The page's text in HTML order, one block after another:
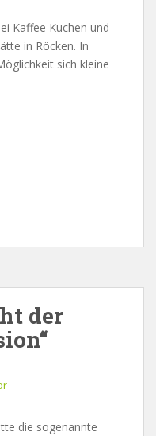
Kaffee Kuchen und
in Röcken. In
sich kleine
der
die sogenannte